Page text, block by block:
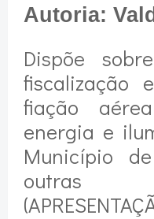
Autoria:
Dispõe
fiscalização
fiação
energia e
Município
outras